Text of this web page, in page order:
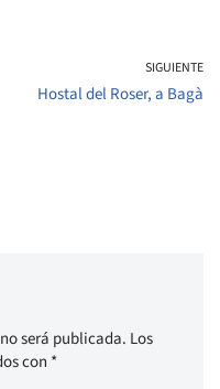
SIGUIENTE
Hostal del Roser, a Bagà
será publicada. Los
con *